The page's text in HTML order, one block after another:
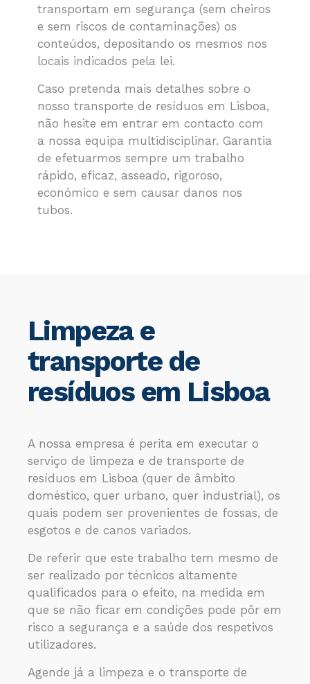
transportam em segurança (sem cheiros
e sem riscos de contaminações) os
conteúdos, depositando os mesmos nos
locais indicados pela lei.
Caso pretenda mais detalhes sobre o
nosso transporte de resíduos em Lisboa,
não hesite em entrar em contacto com
a nossa equipa multidisciplinar. Garantia
de efetuarmos sempre um trabalho
rápido, eficaz, asseado, rigoroso,
económico e sem causar danos nos
tubos.
Limpeza e
transporte de
resíduos em Lisboa
A nossa empresa é perita em executar o
serviço de limpeza e de transporte de
resíduos em Lisboa (quer de âmbito
doméstico, quer urbano, quer industrial), os
quais podem ser provenientes de fossas, de
esgotos e de canos variados.
De referir que este trabalho tem mesmo de
ser realizado por técnicos altamente
qualificados para o efeito, na medida em
que se não ficar em condições pode pôr em
risco a segurança e a saúde dos respetivos
utilizadores.
Agende já a limpeza e o transporte de